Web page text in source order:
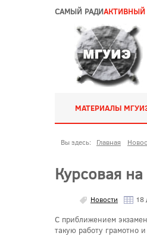
САМЫЙ РАДИАКТИВНЫЙ
МАТЕРИАЛЫ
Вы здесь: Главная
Курсовая
Новости 18
С приближением
такую работу грамотно